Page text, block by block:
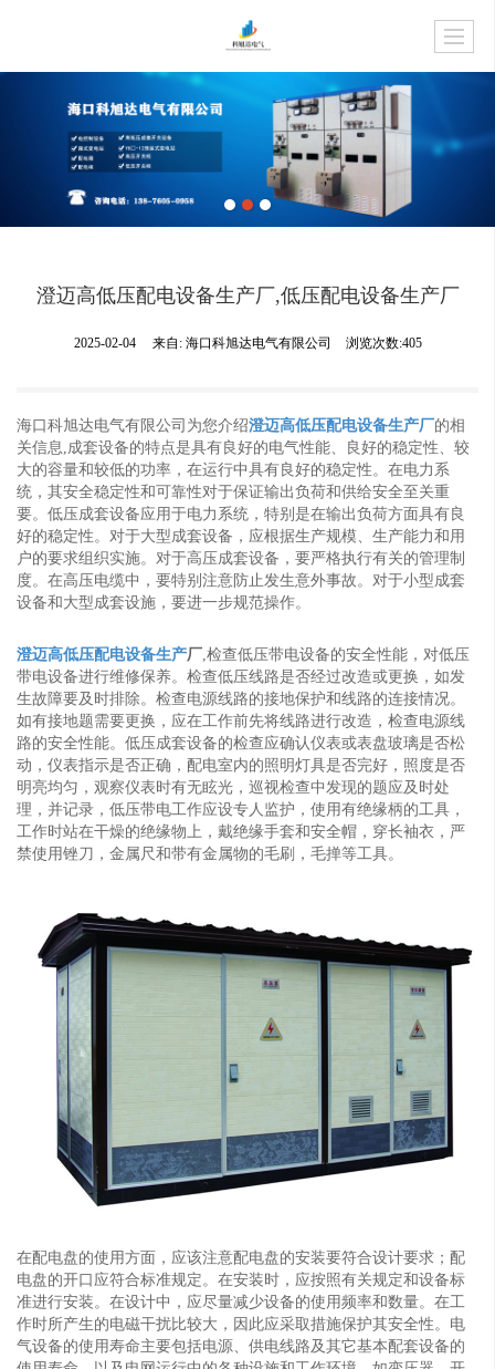
澄迈高低压配电设备生产厂,低压配电设备生产厂
2025-02-04 来自: 海口科旭达电气有限公司 浏览次数:405
海口科旭达电气有限公司为您介绍澄迈高低压配电设备生产厂的相
关信息,成套设备的特点是具有良好的电气性能、良好的稳定性、较
大的容量和较低的功率，在运行中具有良好的稳定性。在电力系
统，其安全稳定性和可靠性对于保证输出负荷和供给安全至关重
要。低压成套设备应用于电力系统，特别是在输出负荷方面具有良
好的稳定性。对于大型成套设备，应根据生产规模、生产能力和用
户的要求组织实施。对于高压成套设备，要严格执行有关的管理制
度。在高压电缆中，要特别注意防止发生意外事故。对于小型成套
设备和大型成套设施，要进一步规范操作。
澄迈高低压配电设备生产厂,检查低压带电设备的安全性能，对低压
带电设备进行维修保养。检查低压线路是否经过改造或更换，如发
生故障要及时排除。检查电源线路的接地保护和线路的连接情况。
如有接地题需要更换，应在工作前先将线路进行改造，检查电源线
路的安全性能。低压成套设备的检查应确认仪表或表盘玻璃是否松
动，仪表指示是否正确，配电室内的照明灯具是否完好，照度是否
明亮均匀，观察仪表时有无眩光，巡视检查中发现的题应及时处
理，并记录，低压带电工作应设专人监护，使用有绝缘柄的工具，
工作时站在干燥的绝缘物上，戴绝缘手套和安全帽，穿长袖衣，严
禁使用锉刀，金属尺和带有金属物的毛刷，毛掸等工具。
在配电盘的使用方面，应该注意配电盘的安装要符合设计要求；配
电盘的开口应符合标准规定。在安装时，应按照有关规定和设备标
准进行安装。在设计中，应尽量减少设备的使用频率和数量。在工
作时所产生的电磁干扰比较大，因此应采取措施保护其安全性。电
气设备的使用寿命主要包括电源、供电线路及其它基本配套设备的